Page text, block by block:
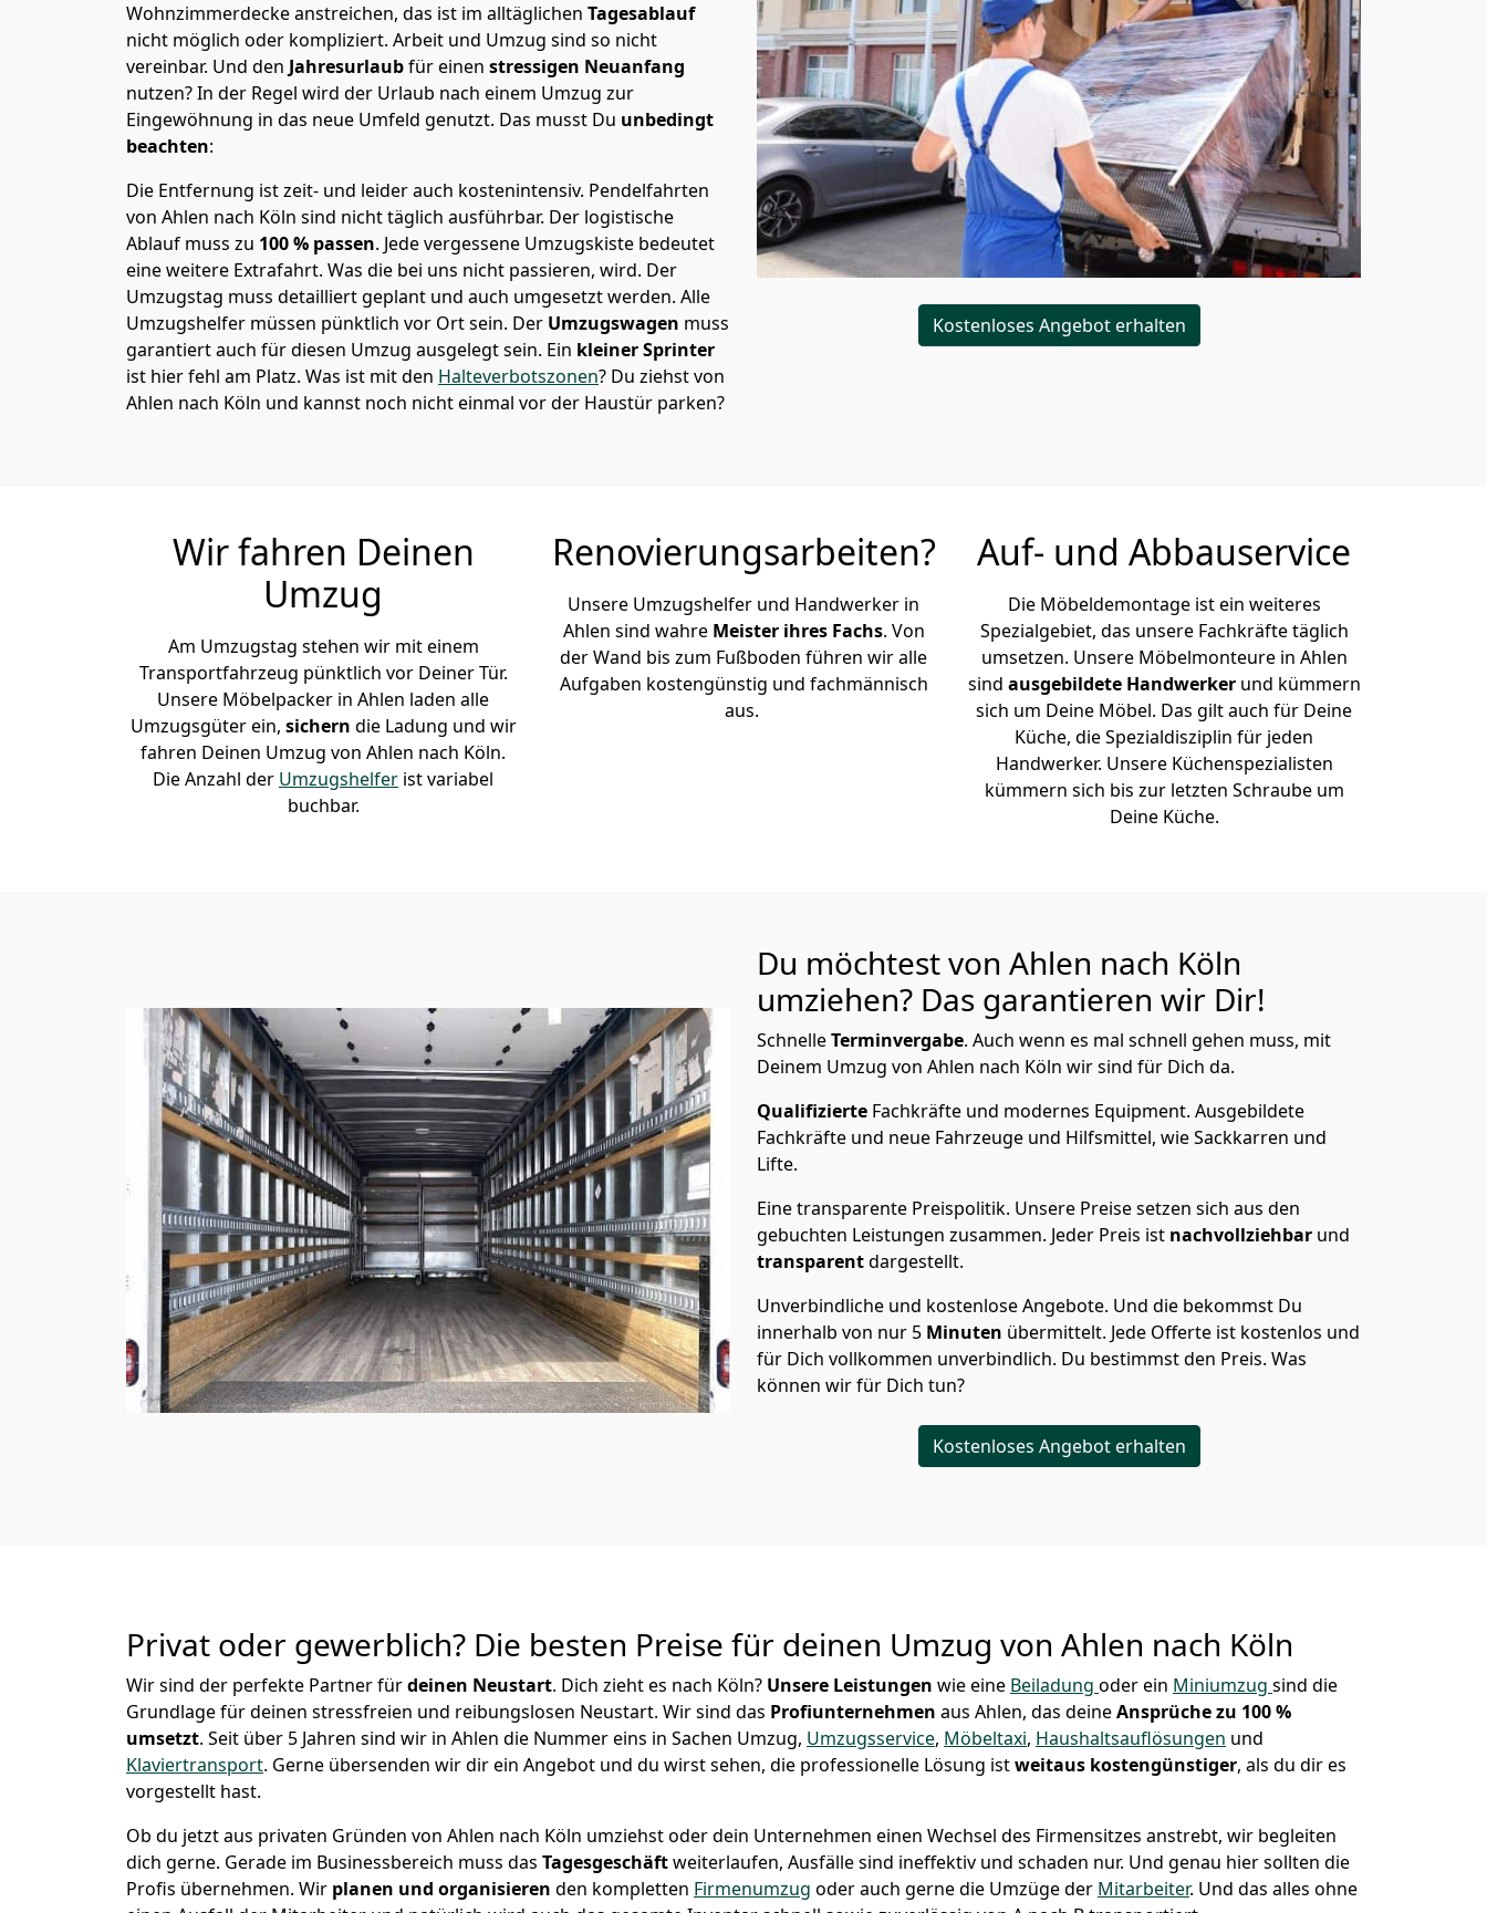
Wohnzimmerdecke anstreichen, das ist im alltäglichen Tagesablauf
nicht möglich oder kompliziert. Arbeit und Umzug sind so nicht
vereinbar. Und den Jahresurlaubfür einen stressigen Neuanfang
nutzen? In der Regel wird der Urlaub nach einem Umzug zur
Eingewöhnung in das neue Umfeld genutzt. Das musst Du unbedingt
beachten:
Die Entfernung ist zeit- und leider auch kostenintensiv. Pendelfahrten
von Ahlen nach Köln sind nicht täglich ausführbar. Der logistische
Ablauf muss zu 100 % passen. Jede vergessene Umzugskiste bedeutet
eine weitere Extrafahrt. Was die bei uns nicht passieren, wird. Der
Umzugstag muss detailliert geplant und auch umgesetzt werden. Alle
Umzugshelfer müssen pünktlich vor Ort sein. Der Umzugswagen muss
garantiert auch für diesen Umzug ausgelegt sein. Ein kleiner Sprinter
ist hier fehl am Platz. Was ist mit den Halteverbotszonen? Du ziehst von
Ahlen nach Köln und kannst noch nicht einmal vor der Haustür parken?
Kostenloses Angebot erhalten
Wir fahren Deinen
Umzug
Am Umzugstag stehen wir mit einem
Transportfahrzeug pünktlich vor Deiner Tür.
Unsere Möbelpacker in Ahlen laden alle
Umzugsgüter ein, sichern die Ladung und wir
fahren Deinen Umzug von Ahlen nach Köln.
Die Anzahl der Umzugshelfer ist variabel
buchbar.
Renovierungsarbeiten?
Unsere Umzugshelfer und Handwerker in
Ahlen sind wahre Meister ihres Fachs. Von
der Wand bis zum Fußboden führen wir alle
Aufgaben kostengünstig und fachmännisch
aus.
Auf- und Abbauservice
Die Möbeldemontage ist ein weiteres
Spezialgebiet, das unsere Fachkräfte täglich
umsetzen. Unsere Möbelmonteure in Ahlen
sind ausgebildete Handwerker und kümmern
sich um Deine Möbel. Das gilt auch für Deine
Küche, die Spezialdisziplin für jeden
Handwerker. Unsere Küchenspezialisten
kümmern sich bis zur letzten Schraube um
Deine Küche.
Du möchtest von Ahlen nach Köln
umziehen? Das garantieren wir Dir!
SchnelleTerminvergabe. Auch wenn es mal schnell gehen muss, mit
Deinem Umzug von Ahlen nach Köln wir sind für Dich da.
Qualifizierte Fachkräfte und modernes Equipment. Ausgebildete
Fachkräfte und neue Fahrzeuge und Hilfsmittel, wie Sackkarren und
Lifte.
Eine transparente Preispolitik. Unsere Preise setzen sich aus den
gebuchten Leistungen zusammen. Jeder Preis ist nachvollziehbar und
transparentdargestellt.
Unverbindliche und kostenlose Angebote. Und die bekommst Du
innerhalb von nur 5 Minuten übermittelt. Jede Offerte ist kostenlos und
für Dich vollkommen unverbindlich. Du bestimmst den Preis. Was
können wir für Dich tun?
Kostenloses Angebot erhalten
Privat oder gewerblich? Die besten Preise für deinen Umzug von Ahlen nach Köln
Wir sind der perfekte Partner fürdeinen Neustart. Dich zieht es nach Köln? Unsere Leistungen wie eine Beiladung oder ein Miniumzug sind die
Grundlage für deinen stressfreien und reibungslosen Neustart. Wir sind das Profiunternehmen aus Ahlen, das deineAnsprüche zu 100%
umsetzt. Seit über 5 Jahren sind wir in Ahlen die Nummer eins in Sachen Umzug, Umzugsservice, Möbeltaxi, Haushaltsauflösungen und
Klaviertransport. Gerne übersenden wir dir ein Angebot und du wirst sehen, die professionelle Lösung istweitaus kostengünstiger, als du dir es
vorgestellt hast.
Ob du jetzt aus privaten Gründen von Ahlen nach Köln umziehst oder dein Unternehmen einen Wechsel des Firmensitzes anstrebt, wir begleiten
dich gerne. Gerade im Businessbereich muss das Tagesgeschäftweiterlaufen, Ausfälle sind ineffektiv und schaden nur. Und genau hier sollten die
Profis übernehmen. Wir planen und organisieren den kompletten Firmenumzug oder auch gerne die Umzüge der Mitarbeiter. Und das alles ohne